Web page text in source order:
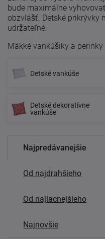
bude maximálne
obzvlášť. Detské prikrývky
udržateľné.
Mäkké vankúšiky a
Detské vankúše
Detské dekoratívne
vankúše
Najpredávanejšie
Od najdrahšieho
Od najlacnejšieho
Najnovšie